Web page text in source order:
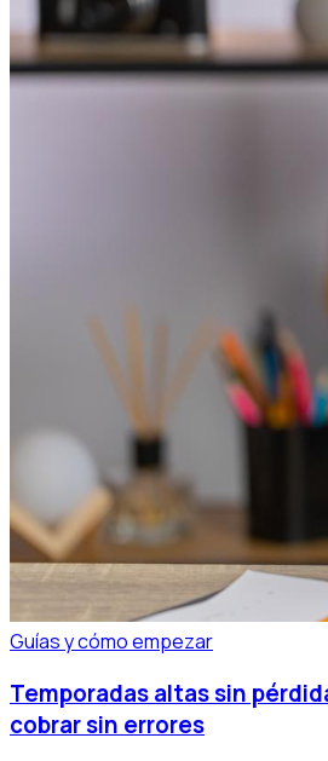
Guías y cómo empezar
Temporadas altas sin
cobrar sin errores